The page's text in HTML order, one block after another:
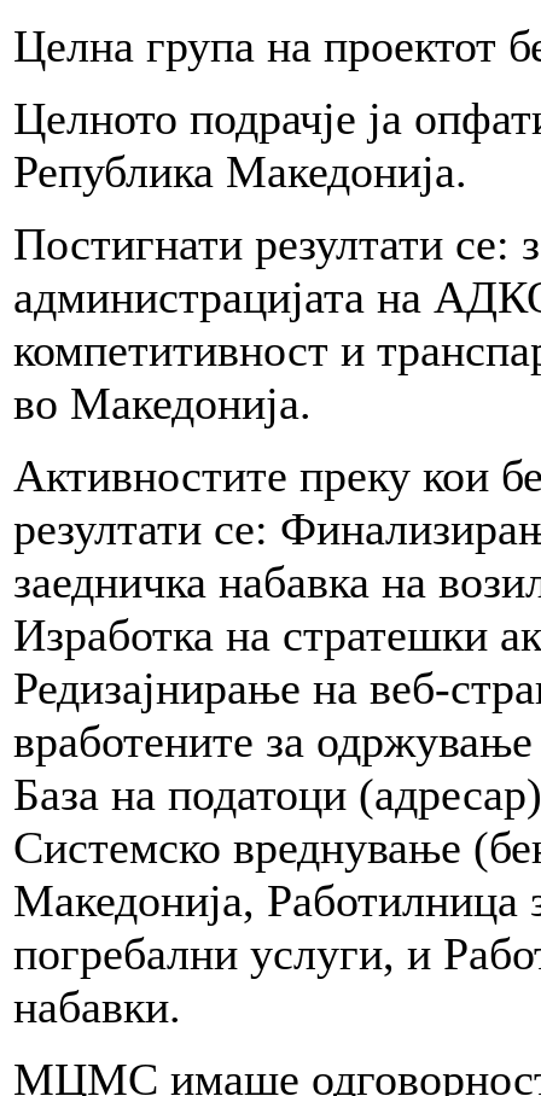
Целна група на
Целното подрачје ја
Република Македонија.
Постигнати резултати се:
администрацијата на
компетитивност и
во Македонија.
Активностите преку кои
резултати се:
заедничка набавка на
Изработка на стратешки
Редизајнирање на веб-
вработените за
База на податоци
Системско вреднување
Македонија, Работилница
погребални услуги, и
набавки.
МЦМС имаше одговорност